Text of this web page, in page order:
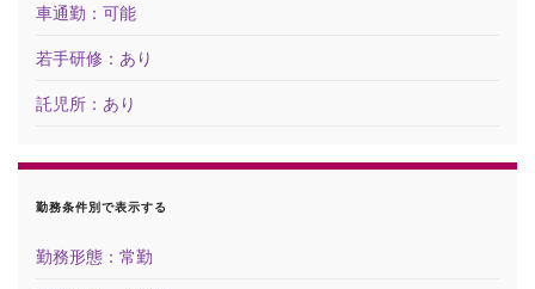
車通勤：可能
若手研修：あり
託児所：あり
勤務条件別で表示する
勤務形態：常勤